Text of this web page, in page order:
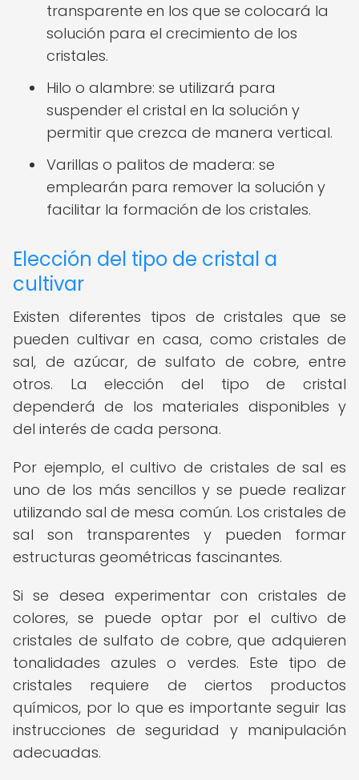
transparente en los que se colocará la
solución para el crecimiento de los
cristales.
Hilo o alambre: se utilizará para
suspender el cristal en la solución y
permitir que crezca de manera vertical.
Varillas o palitos de madera: se
emplearán para remover la solución y
facilitar la formación de los cristales.
Elección del tipo de cristal a
cultivar
Existen diferentes tipos de cristales que se
pueden cultivar en casa, como cristales de
sal, de azúcar, de sulfato de cobre, entre
otros. La elección del tipo de cristal
dependerá de los materiales disponibles y
del interés de cada persona.
Por ejemplo, el cultivo de cristales de sal es
uno de los más sencillos y se puede realizar
utilizando sal de mesa común. Los cristales de
sal son transparentes y pueden formar
estructuras geométricas fascinantes.
Si se desea experimentar con cristales de
colores, se puede optar por el cultivo de
cristales de sulfato de cobre, que adquieren
tonalidades azules o verdes. Este tipo de
cristales requiere de ciertos productos
químicos, por lo que es importante seguir las
instrucciones de seguridad y manipulación
adecuadas.